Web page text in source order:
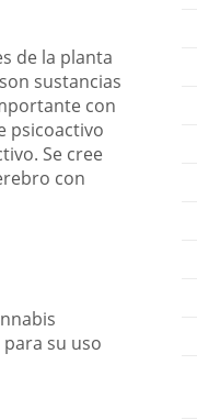
de la planta
sustancias
con
psicoactivo
Se cree
con
su uso